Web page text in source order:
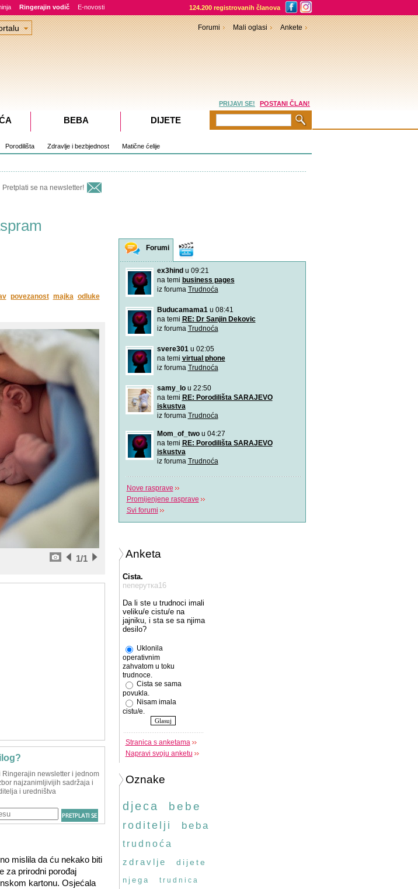
Ringerajin vodič E-novosti 124.200 registrovanih članova
Porodilišta Zdravlje i bezbjednost Matične ćelije
Pretplati se na newsletter!
povezanost majka odluke
/1
1
mislila da ću nekako biti
za prirodni porođaj
kartonu. Osjećala
Forumi
ex3hind u 09:21
na temi business pages
iz foruma Trudnoća
Buducamama1u 08:41
na temi RE: Dr Sanjin Dekovic
iz foruma Trudnoća
svere301u 02:05
na temi virtual phone
iz foruma Trudnoća
samy_lou 22:50
na temi RE: Porodilišta SARAJEVO
iskustva
iz foruma Trudnoća
Mom_of_twou 04:27
na temi RE: Porodilišta SARAJEVO
iskustva
iz foruma Trudnoća
Nove rasprave
Promijenjene rasprave
Svi forumi
Anketa
Cista.
пеперутка16
Da li ste u trudnoci imali
veliku/e cistu/e na
jajniku, i sta se sa njima
desilo?
Uklonila
operativnim
zahvatom u toku
trudnoce.
Cista se sama
povukla.
Nisam imala
cistu/e.
Stranica s anketama
Napravi svoju anketu
Oznake
djeca bebe
roditelji beba
trudnoća
zdravlje
dijete
njega trudnica
Forumi Mali oglasi Ankete
PRIJAVI SE! POSTANI ČLAN!
BEBA DIJETE